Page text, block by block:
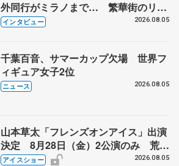
外同行がミラノまで… 繁華街のリン
クでは不良のお兄さんも味方に 小林
インタビュー 2026.08.05
千葉百音、サマーカップ欠場 世界フ
ィギュア女子2位
ニュース 2026.08.05
山本草太「フレンズオンアイス」出演
決定 8月28日（金）2公演のみ 荒川
静香さんプロデュース、20周年のアイ
アイスショー 2026.08.05